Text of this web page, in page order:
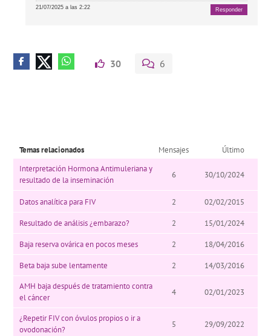
21/07/2025 a las 2:22 Responder
30 6
Temas relacionados Mensajes
Último
Interpretación Hormona Antimuleriana y
resultado de la inseminación
6 30/10/2024
Datos analítica para FIV 2 02/02/2015
Resultado de análisis ¿embarazo? 2 15/01/2024
Baja reserva ovárica en pocos meses 2 18/04/2016
Beta baja sube lentamente 2
14/03/2016
AMH baja después de tratamiento contra
el cáncer
4 02/01/2023
¿Repetir FIV con óvulos propios o ir a
ovodonación?
5 29/09/2022